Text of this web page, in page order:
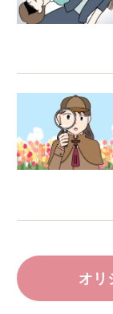
オリ